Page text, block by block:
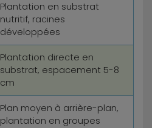
Plantation en substrat
nutritif, racines
développées
Plantation directe en
substrat, espacement 5-8
cm
Plan moyen à arrière-plan,
plantation en groupes